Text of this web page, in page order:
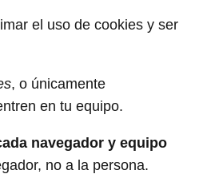
el uso de cookies y ser
, o únicamente
en tu equipo.
navegador y equipo
no a la persona.